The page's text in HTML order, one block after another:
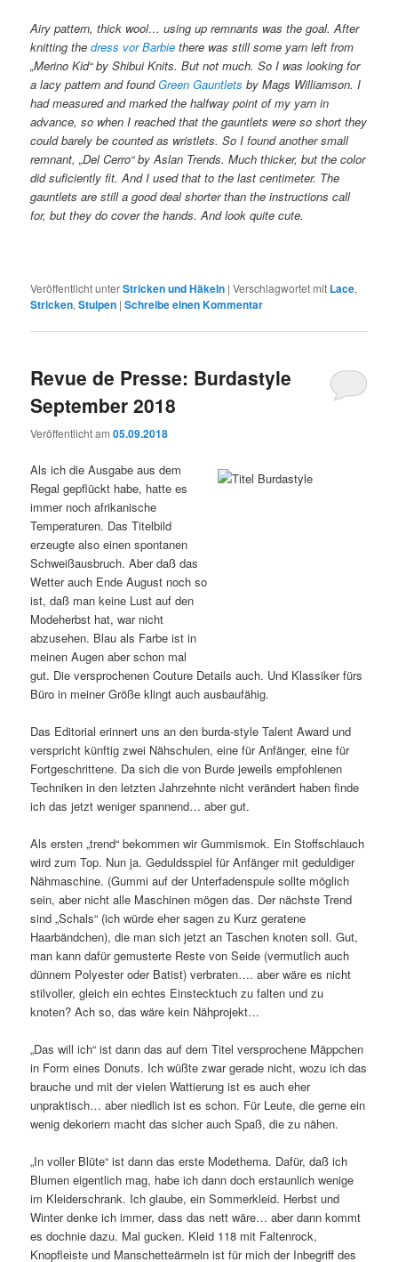
Airy pattern, thick wool… using up remnants was the goal. After
knitting thedress vor Barbie there was still some yarn left from
„Merino Kid“ by Shibui Knits. But not much. So I was looking for
a lacy pattern and foundGreen Gauntlets by Mags Williamson. I
had measured and marked the halfway point of my yarn in
advance, so when I reached that the gauntlets were so short they
could barely be counted as wristlets. So I found another small
remnant, „Del Cerro“ by Aslan Trends. Much thicker, but the color
did suficiently fit. And I used that to the last centimeter. The
gauntlets are still a good deal shorter than the instructions call
for, but they do cover the hands. And look quite cute.
Veröffentlicht unterStricken und Häkeln |Verschlagwortet mit Lace,
Stricken,Stulpen |Schreibe einen Kommentar
Revue de Presse: Burdastyle
September 2018
Veröffentlicht am05.09.2018
Als ich die Ausgabe aus dem
Regal gepflückt habe, hatte es
immer noch afrikanische
Temperaturen. Das Titelbild
erzeugte also einen spontanen
Schweißausbruch. Aber daß das
Wetter auch Ende August noch so
ist, daß man keine Lust auf den
Modeherbst hat, war nicht
abzusehen. Blau als Farbe ist in
meinen Augen aber schon mal
gut. Die versprochenen Couture Details auch. Und Klassiker fürs
Büro in meiner Größe klingt auch ausbaufähig.
Das Editorial erinnert uns an den burda-style Talent Award und
verspricht künftig zwei Nähschulen, eine für Anfänger, eine für
Fortgeschrittene. Da sich die von Burde jeweils empfohlenen
Techniken in den letzten Jahrzehnte nicht verändert haben finde
ich das jetzt weniger spannend… aber gut.
Als ersten „trend“ bekommen wir Gummismok. Ein Stoffschlauch
wird zum Top. Nun ja. Geduldsspiel für Anfänger mit geduldiger
Nähmaschine. (Gummi auf der Unterfadenspule sollte möglich
sein, aber nicht alle Maschinen mögen das. Der nächste Trend
sind „Schals“ (ich würde eher sagen zu Kurz geratene
Haarbändchen), die man sich jetzt an Taschen knoten soll. Gut,
man kann dafür gemusterte Reste von Seide (vermutlich auch
dünnem Polyester oder Batist) verbraten…. aber wäre es nicht
stilvoller, gleich ein echtes Einstecktuch zu falten und zu
knoten? Ach so, das wäre kein Nähprojekt…
„Das will ich“ ist dann das auf dem Titel versprochene Mäppchen
in Form eines Donuts. Ich wüßte zwar gerade nicht, wozu ich das
brauche und mit der vielen Wattierung ist es auch eher
unpraktisch… aber niedlich ist es schon. Für Leute, die gerne ein
wenig dekoriern macht das sicher auch Spaß, die zu nähen.
„In voller Blüte“ ist dann das erste Modethema. Dafür, daß ich
Blumen eigentlich mag, habe ich dann doch erstaunlich wenige
im Kleiderschrank. Ich glaube, ein Sommerkleid. Herbst und
Winter denke ich immer, dass das nett wäre… aber dann kommt
es dochnie dazu. Mal gucken. Kleid 118 mit Faltenrock,
Knopfleiste und Manschetteärmeln ist für mich der Inbegriff des